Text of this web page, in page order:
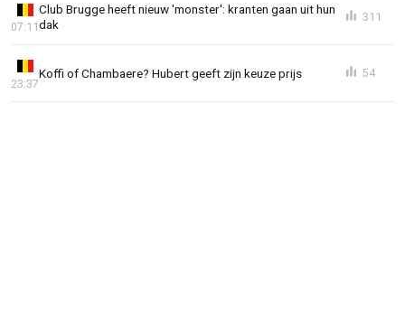
Club Brugge heeft nieuw 'monster': kranten gaan uit hun
dak
07:11
311
Koffi of Chambaere? Hubert geeft zijn keuze prijs
23:37
54